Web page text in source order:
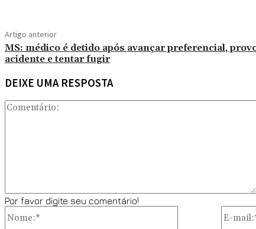
Artigo anterior
MS: médico é detido após avançar preferencial,
acidente e tentar fugir
DEIXE UMA RESPOSTA
Por favor digite seu comentário!